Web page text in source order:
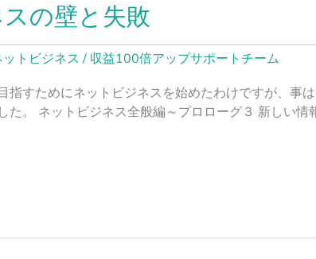
の壁と失敗
ットビジネス / 収益100倍アップサポートチーム
指すためにネットビジネスを始めたわけですが、事
た。 ネットビジネス全般編～プロローグ３ 新しい情